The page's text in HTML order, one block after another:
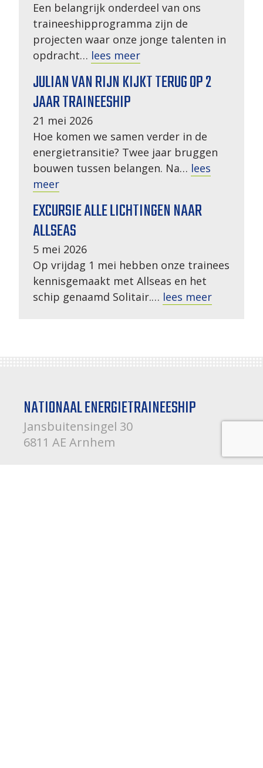
Een belangrijk onderdeel van ons
traineeshipprogramma zijn de
projecten waar onze jonge talenten in
opdracht… lees meer
JULIAN VAN RIJN KIJKT TERUG OP 2
JAAR TRAINEESHIP
21 mei 2026
Hoe komen we samen verder in de
energietransitie? Twee jaar bruggen
bouwen tussen belangen. Na… lees
meer
EXCURSIE ALLE LICHTINGEN NAAR
ALLSEAS
5 mei 2026
Op vrijdag 1 mei hebben onze trainees
kennisgemaakt met Allseas en het
schip genaamd Solitair.… lees meer
NATIONAAL ENERGIETRAINEESHIP
Jansbuitensingel 30
6811 AE Arnhem